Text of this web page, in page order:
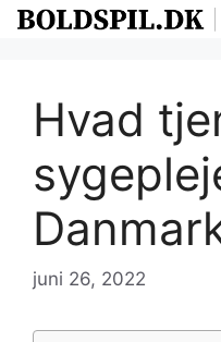
Hop
Hvad
juni 26, 2022